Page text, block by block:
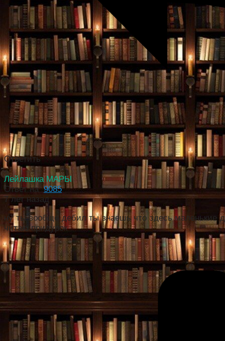
Ответить
Лейлашка МАРЫ
Ответ на9085
7 лет назад
ну ты вообще дебил ты знаешь что здесь
читаю придурок